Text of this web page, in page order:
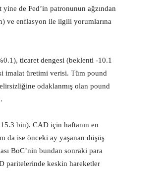
de Fed’in patronunun ağzından
ve enflasyon ile ilgili yorumlarına
ticaret dengesi (beklenti -10.1
imalat üretimi verisi. Tüm pound
odaklanmış olan pound
bin). CAD için haftanın en
da ise önceki ay yaşanan düşüş
BoC’nin bundan sonraki para
paritelerinde keskin hareketler